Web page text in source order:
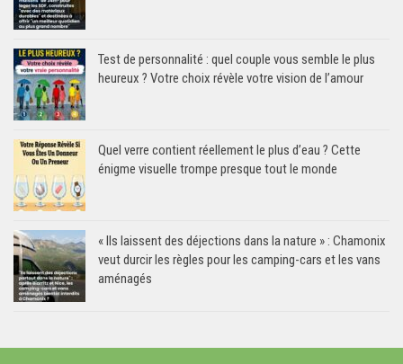
Test de personnalité : quel couple vous semble le plus
heureux ? Votre choix révèle votre vision de l’amour
Quel verre contient réellement le plus d’eau ? Cette
énigme visuelle trompe presque tout le monde
« Ils laissent des déjections dans la nature » : Chamonix
veut durcir les règles pour les camping-cars et les vans
aménagés